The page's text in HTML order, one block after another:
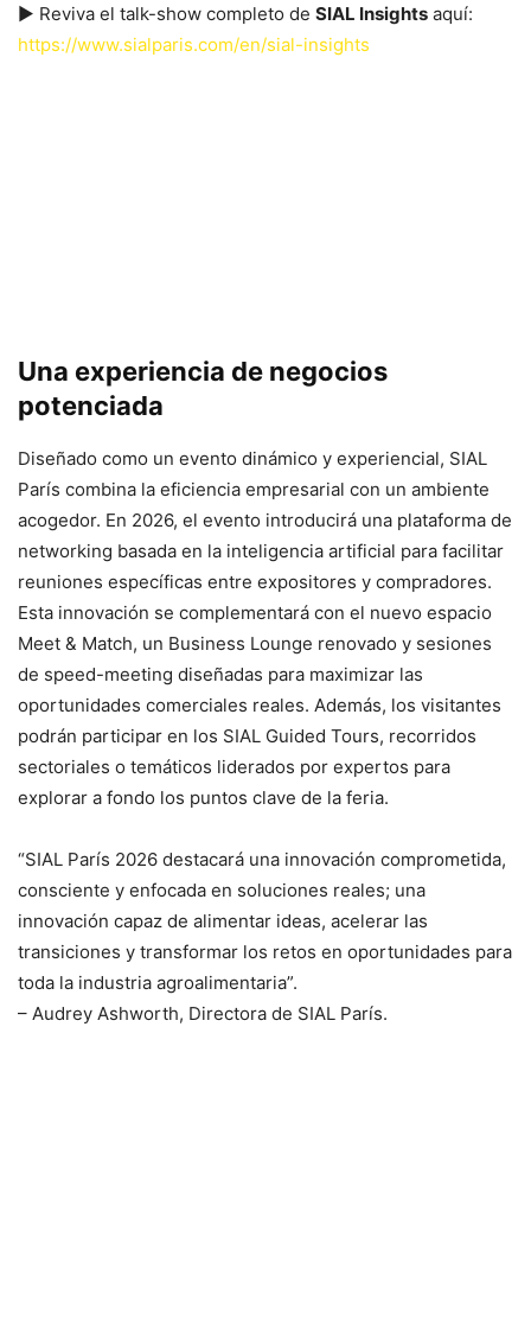
▶ Reviva el talk-show completo de SIAL Insights aquí:
https://www.sialparis.com/en/sial-insights
Una experiencia de negocios
potenciada
Diseñado como un evento dinámico y experiencial, SIAL
París combina la eficiencia empresarial con un ambiente
acogedor. En 2026, el evento introducirá una plataforma de
networking basada en la inteligencia artificial para facilitar
reuniones específicas entre expositores y compradores.
Esta innovación se complementará con el nuevo espacio
Meet & Match, un Business Lounge renovado y sesiones
de speed-meeting diseñadas para maximizar las
oportunidades comerciales reales. Además, los visitantes
podrán participar en los SIAL Guided Tours, recorridos
sectoriales o temáticos liderados por expertos para
explorar a fondo los puntos clave de la feria.
“SIAL París 2026 destacará una innovación comprometida,
consciente y enfocada en soluciones reales; una
innovación capaz de alimentar ideas, acelerar las
transiciones y transformar los retos en oportunidades para
toda la industria agroalimentaria”.
– Audrey Ashworth, Directora de SIAL París.